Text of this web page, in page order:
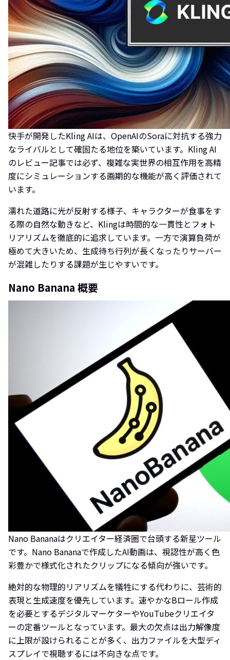
快手が開発したKling AIは、OpenAIのSoraに対抗する強力
なライバルとして確固たる地位を築いています。Kling AI
のレビュー記事では必ず、複雑な実世界の相互作用を高精
度にシミュレーションする画期的な機能が高く評価されて
います。
濡れた道路に光が反射する様子、キャラクターが食事をす
る際の自然な動きなど、Klingは時間的な一貫性とフォト
リアリズムを徹底的に追求しています。一方で演算負荷が
極めて大きいため、生成待ち行列が長くなったりサーバー
が混雑したりする課題が生じやすいです。
Nano Banana 概要
Nano Bananaはクリエイター経済圏で台頭する新星ツール
です。Nano Bananaで作成したAI動画は、視認性が高く色
彩豊かで様式化されたクリップになる傾向が強いです。
絶対的な物理的リアリズムを犠牲にする代わりに、芸術的
表現と生成速度を優先しています。速やかなBロール作成
を必要とするデジタルマーケターやYouTubeクリエイタ
ーの定番ツールとなっています。最大の欠点は出力解像度
に上限が設けられることが多く、出力ファイルを大型ディ
スプレイで視聴するには不向きな点です。